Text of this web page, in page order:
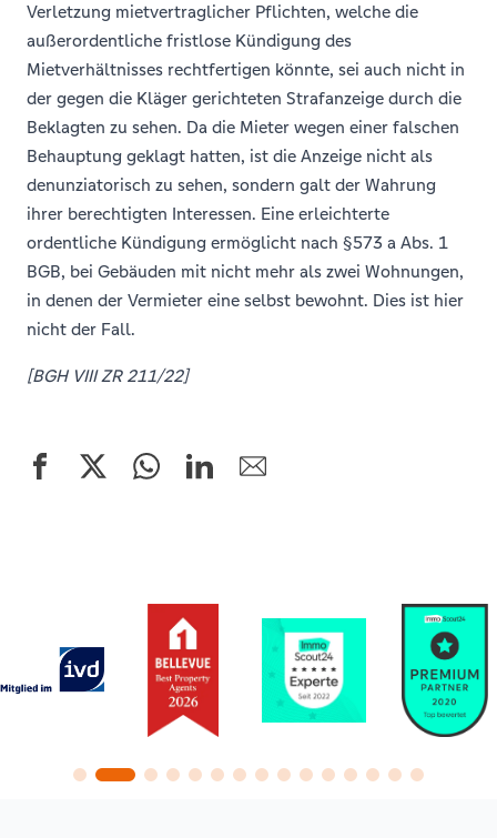
Verletzung mietvertraglicher Pflichten, welche die
außerordentliche fristlose Kündigung des
Mietverhältnisses rechtfertigen könnte, sei auch nicht in
der gegen die Kläger gerichteten Strafanzeige durch die
Beklagten zu sehen. Da die Mieter wegen einer falschen
Behauptung geklagt hatten, ist die Anzeige nicht als
denunziatorisch zu sehen, sondern galt der Wahrung
ihrer berechtigten Interessen. Eine erleichterte
ordentliche Kündigung ermöglicht nach §573 a Abs. 1
BGB, bei Gebäuden mit nicht mehr als zwei Wohnungen,
in denen der Vermieter eine selbst bewohnt. Dies ist hier
nicht der Fall.
[BGH VIII ZR 211/22]